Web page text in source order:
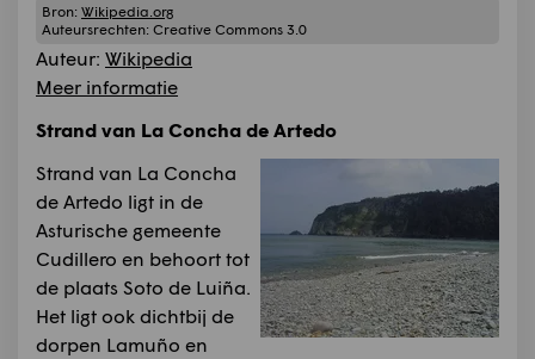
Bron: Wikipedia.org
Auteursrechten: Creative Commons 3.0
Auteur: Wikipedia
Meer informatie
Strand van La Concha de Artedo
Strand van La Concha
de Artedo ligt in de
Asturische gemeente
Cudillero en behoort tot
de plaats Soto de Luiña.
Het ligt ook dichtbij de
dorpen Lamuño en